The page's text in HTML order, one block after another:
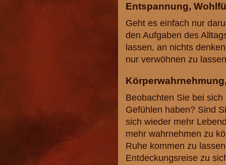
Entspannung,
Geht es einfach nur
den Aufgaben des
lassen, an nichts
nur verwöhnen zu
Beobachten Sie bei
Gefühlen haben? Sind
sich wieder mehr
mehr wahrnehmen zu
Ruhe kommen zu
Entdeckungsreise zu